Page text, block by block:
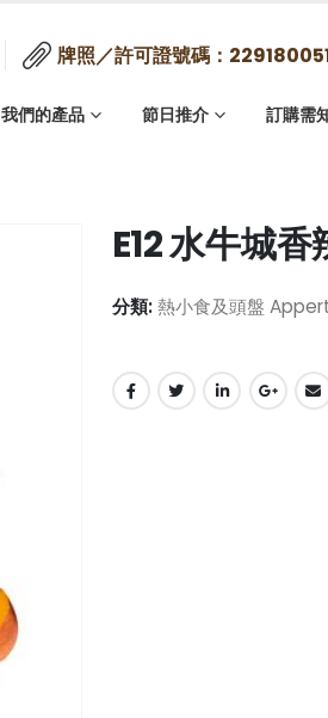
牌照／許可證號碼：
我們的產品 節日推介 訂購需
E12 水牛城
分類:熱小食及頭盤